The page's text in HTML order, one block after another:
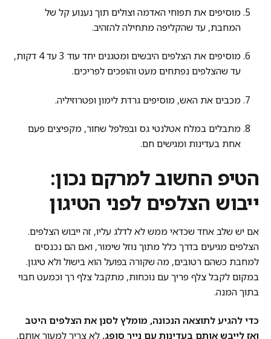
מוסיפים את תפוחי האדמה וצולים תוך נענוע קל של
המחבת, עד שהקליפה מתחילה להזהיב.
מוסיפים את הצלפים היבשים ומטגנים יחד עוד 3 עד 4 דקות,
עד שהצלפים נפתחים מעט והופכים לפריכים.
מכבים את האש, מוסיפים גרדת לימון ופטרוזיליה.
מתבלים במלח אטלנטי גס ובפלפל שחור, מקפיצים פעם
אחת בעדינות ומגישים חם.
הטיפ החשוב למרקם נכון:
ייבוש הצלפים לפני הטיגון
אם יש שלב אחד שכדאי ממש לא לדלג עליו, זה ייבוש הצלפים.
הצלפים מגיעים בדרך כלל מתוך נוזל שימור, ואם הם נכנסים
למחבת כשהם רטובים, מה שקורה בפועל הוא בישול ולא טיגון.
במקום לקבל צלף פריך עם נוכחות, מתקבל צלף רך וכמעט חבוי
בתוך המנה.
כדי להגיע לתוצאה הנכונה, מומלץ לסנן את הצלפים היטב
ואז לייבש אותם בעדינות עם נייר סופג. לא צריך למעוך אותם,